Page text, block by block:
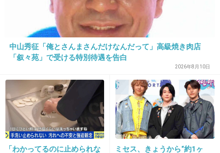
最近混みすぎー行く気なくすー
+111
結構前だけど夜の巷で行ってたね
+63 -0
31. 匿名 2019/04/09(火) 21:00:18
中山秀征「俺とさんまさんだけなんだって」高級焼き肉店
「叙々苑」で受ける特別待遇を告白
2026年8月10日
「わかってるのに止められな ミセス、きょうから“約1ヶ